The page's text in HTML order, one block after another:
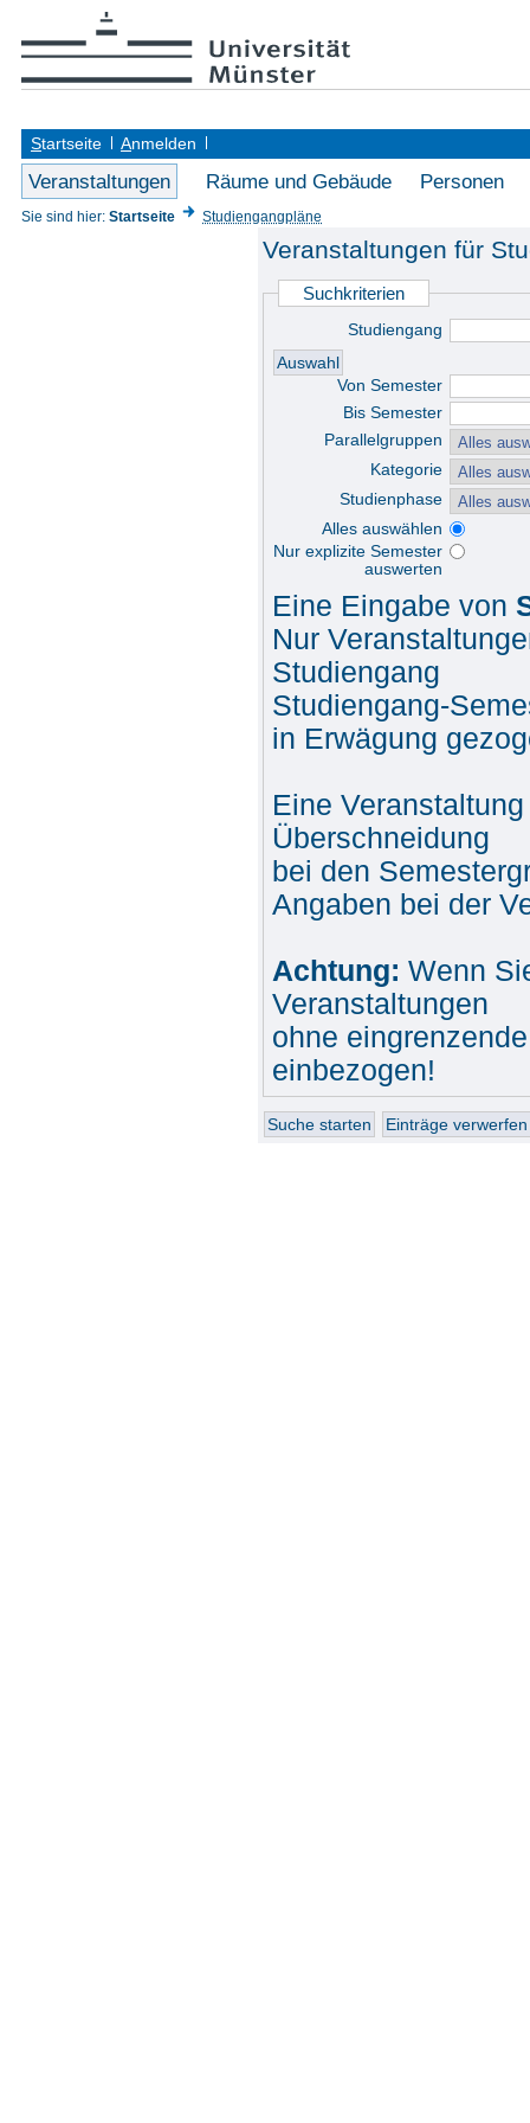
Startseite Anmelden
Veranstaltungen Räume und Gebäude Personen
Sie sind hier: Startseite Studiengangpläne
Veranstaltungen für
Suchkriterien
Studiengang
Von Semester
Bis Semester
Parallelgruppen
Kategorie
Studienphase
Alles auswählen
Nur explizite Semester
auswerten
Eine Eingabe von
Nur
Studiengang
Studiengang-
in Erwägung
Eine
Überschneidung
bei den
Angaben bei der
Achtung: Wenn
Veranstaltungen
ohne
einbezogen!